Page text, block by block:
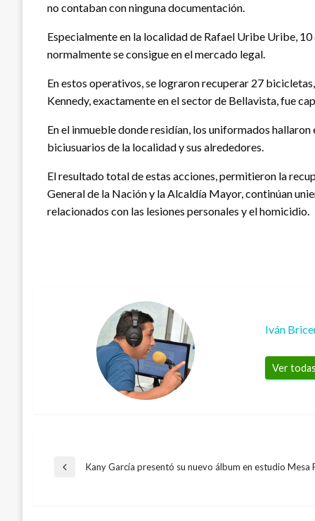
no contaban con ninguna documentación.
Especialmente en la localidad de Rafael Uribe Uribe,
normalmente se consigue en el mercado legal.
En estos operativos, se lograron recuperar 27
Kennedy, exactamente en el sector de Bellavista, fue
En el inmueble donde residían, los uniformados
biciusuarios de la localidad y sus alrededores.
El resultado total de estas acciones, permitieron la
General de la Nación y la Alcaldía Mayor, continúan
relacionados con las lesiones personales y el homicidio.
Iván
Ver
Navegación
Entrada
Kany García presentó su nuevo álbum en estudio Mesa